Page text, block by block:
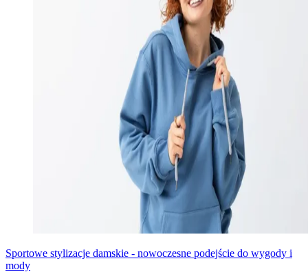
Sportowe stylizacje damskie - nowoczesne podejście do wygody i
mody